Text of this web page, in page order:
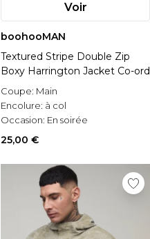
Voir
boohooMAN
Textured Stripe Double Zip
Boxy Harrington Jacket Co-ord
Coupe: Main
Encolure: à col
Occasion: En soirée
25,00 €